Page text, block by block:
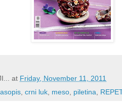
at Friday, November 11, 2011
, crni luk, meso, piletina,